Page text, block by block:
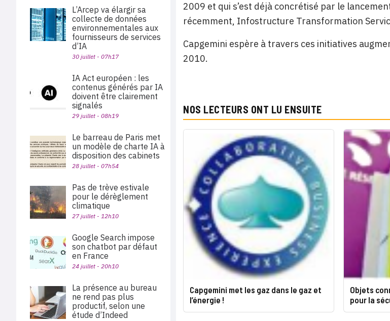
2009 et qui s’est déjà concrétisé par le
récemment, Infostructure Transformation
Capgemini espère à travers ces initiatives
2010.
NOS LECTEURS ONT LU ENSUITE
Capgemini met les gaz dans le gaz et
l’énergie !
Objets
pour la
L’Arcep va élargir sa
collecte de données
environnementales aux
fournisseurs de services
d’IA
30 juillet - 07h17
IA Act européen : les
contenus générés par IA
doivent être clairement
signalés
29 juillet - 08h19
Le barreau de Paris met
un modèle de charte IA à
disposition des cabinets
28 juillet - 07h54
Pas de trève estivale
pour le dérèglement
climatique
27 juillet - 12h10
Google Search impose
son chatbot par défaut
en France
24 juillet - 20h10
La présence au bureau
ne rend pas plus
productif, selon une
étude d’Indeed